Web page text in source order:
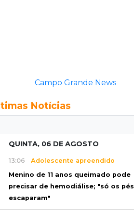
Campo Grande News
Notícias
QUINTA, 06 DE AGOSTO
13:06 Adolescente apreendido
Menino de 11 anos queimado pode
precisar de hemodiálise; "só os pés
escaparam"